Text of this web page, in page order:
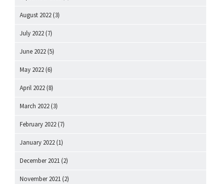
August 2022 (3)
July 2022 (7)
June 2022 (5)
May 2022 (6)
April 2022 (8)
March 2022 (3)
February 2022 (7)
January 2022 (1)
December 2021 (2)
November 2021 (2)